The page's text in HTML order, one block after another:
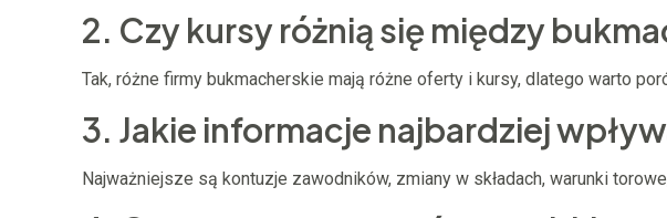
2. Czy kursy różnią się między
Tak, różne firmy bukmacherskie mają różne oferty i kursy, dlatego warto
3. Jakie informacje najbardziej
Najważniejsze są kontuzje zawodników, zmiany w składach, warunki